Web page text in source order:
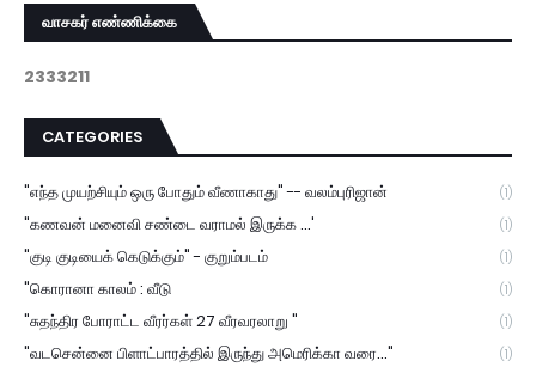
வாசகர் எண்ணிக்கை
2333211
CATEGORIES
"எந்த முயற்சியும் ஒரு போதும் வீணாகாது" -- வலம்புரிஜான் (1)
"கணவன் மனைவி சண்டை வராமல் இருக்க ...' (1)
"குடி குடியைக் கெடுக்கும்" - குறும்படம் (1)
"கொரானா காலம் : வீடு (1)
"சுதந்திர போராட்ட வீரர்கள் 27 வீரவரலாறு " (1)
"வடசென்னை பிளாட்பாரத்தில் இருந்து அமெரிக்கா வரை..." (1)